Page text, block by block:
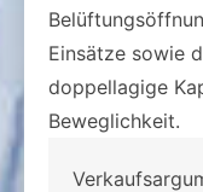
Einsätze sowie
doppellagige
Beweglichkeit.